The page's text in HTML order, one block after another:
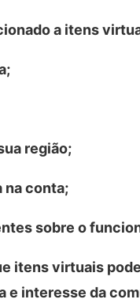
a itens
região;
na conta;
sobre o
itens virtuais
e interesse da